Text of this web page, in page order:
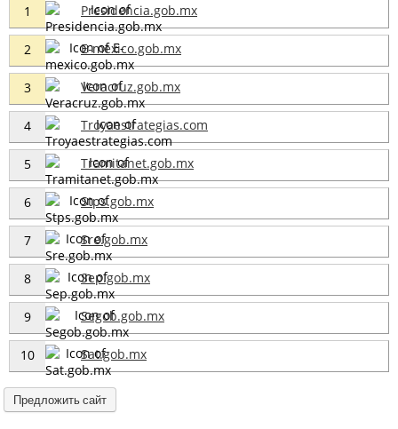
1 Presidencia.gob.mx
2 E-mexico.gob.mx
3 Veracruz.gob.mx
4 Troyaestrategias.com
5 Tramitanet.gob.mx
6 Stps.gob.mx
7 Sre.gob.mx
8 Sep.gob.mx
9 Segob.gob.mx
10 Sat.gob.mx
Предложить сайт